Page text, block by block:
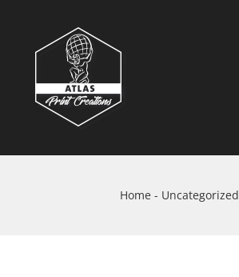
Home - Uncategorized